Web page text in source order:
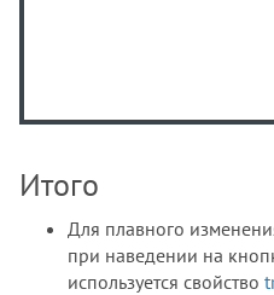
Итого
Для плавного
при наведении на
используется свойство